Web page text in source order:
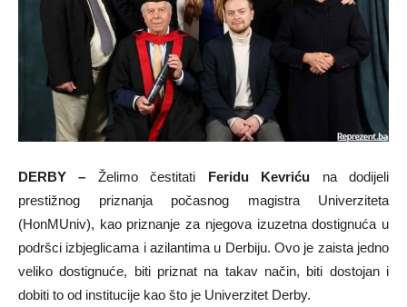
DERBY – Želimo čestitati Feridu Kevriću na dodijeli
prestižnog priznanja počasnog magistra Univerziteta
(HonMUniv), kao priznanje za njegova izuzetna dostignuća u
podršci izbjeglicama i azilantima u Derbiju. Ovo je zaista jedno
veliko dostignuće, biti priznat na takav način, biti dostojan i
dobiti to od institucije kao što je Univerzitet Derby.